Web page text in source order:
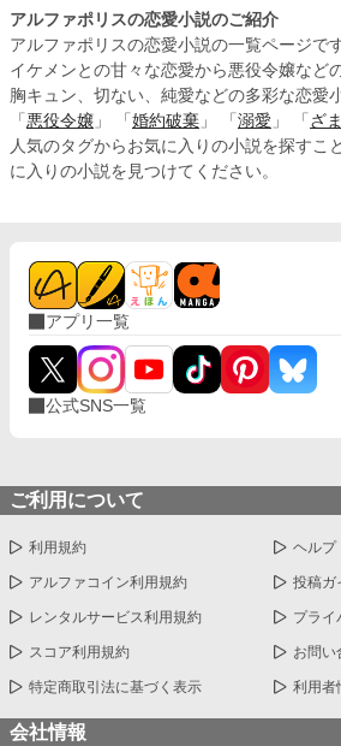
アルファポリスの恋愛小説のご紹介
アルファポリスの恋愛小説の一覧ページです
イケメンとの甘々な恋愛から悪役令嬢など
胸キュン、切ない、純愛などの多彩な恋愛
「 悪役令嬢 」 「 婚約破棄 」 「 溺愛 」 「 ざ
人気のタグからお気に入りの小説を探すこ
に入りの小説を見つけてください。
アプリ一覧
公式SNS一覧
ご利用について
利用規約 ヘルプ
アルファコイン利用規約 投稿ガ
レンタルサービス利用規約 プライ
スコア利用規約 お問い
特定商取引法に基づく表示 利用者
会社情報